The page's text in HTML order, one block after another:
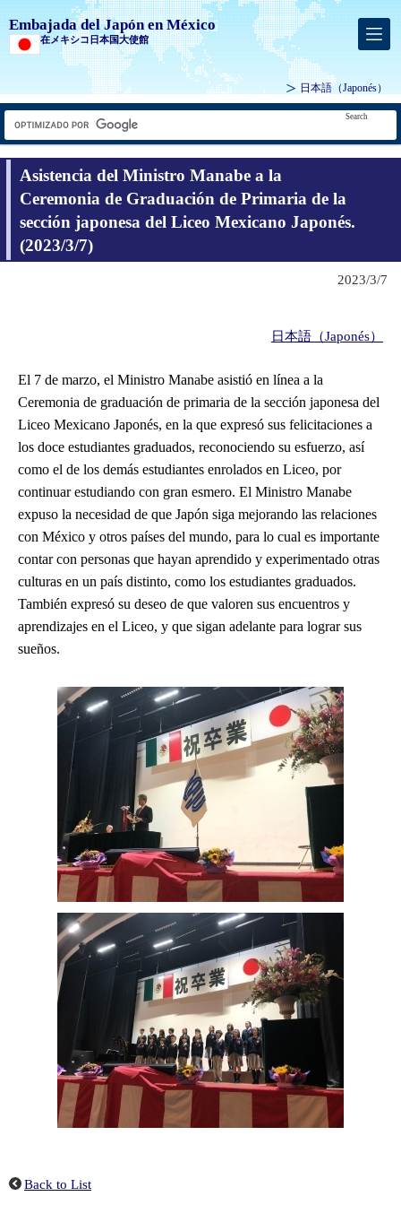
Embajada del Japón en México
在メキシコ日本国大使館
日本語（Japonés）
Search
Asistencia del Ministro Manabe a la
Ceremonia de Graduación de Primaria de la
sección japonesa del Liceo Mexicano Japonés.
(2023/3/7)
2023/3/7
日本語（Japonés）
El 7 de marzo, el Ministro Manabe asistió en línea a la
Ceremonia de graduación de primaria de la sección japonesa del
Liceo Mexicano Japonés, en la que expresó sus felicitaciones a
los doce estudiantes graduados, reconociendo su esfuerzo, así
como el de los demás estudiantes enrolados en Liceo, por
continuar estudiando con gran esmero. El Ministro Manabe
expuso la necesidad de que Japón siga mejorando las relaciones
con México y otros países del mundo, para lo cual es importante
contar con personas que hayan aprendido y experimentado otras
culturas en un país distinto, como los estudiantes graduados.
También expresó su deseo de que valoren sus encuentros y
aprendizajes en el Liceo, y que sigan adelante para lograr sus
sueños.
Back to List